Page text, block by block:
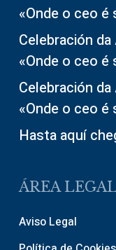
«Onde o ceo é
Celebración da
«Onde o ceo é
Celebración da
«Onde o ceo é
Hasta aquí
ÁREA LEGAL
Aviso Legal